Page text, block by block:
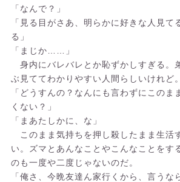
「なんで？」
「見る目がさあ、明らかに好きな人見て
る」
「まじか……」
身内にバレバレとか恥ずかしすぎる。
ぶ見ててわかりやすい人間らしいけれど。
「どうすんの？なんにも言わずにこのま
くない？」
「まあたしかに、な」
このまま気持ちを押し殺したまま生活
い。ズマとあんなことやこんなことをす
のも一度や二度じゃないのだ。
「俺さ、今晩友達ん家行くから、言うな